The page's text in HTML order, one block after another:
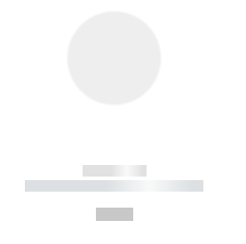
------------
----------- ----------- ----------